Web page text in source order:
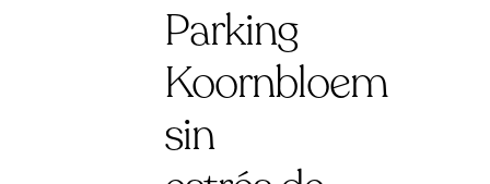
Parking
Koornbloem
sin